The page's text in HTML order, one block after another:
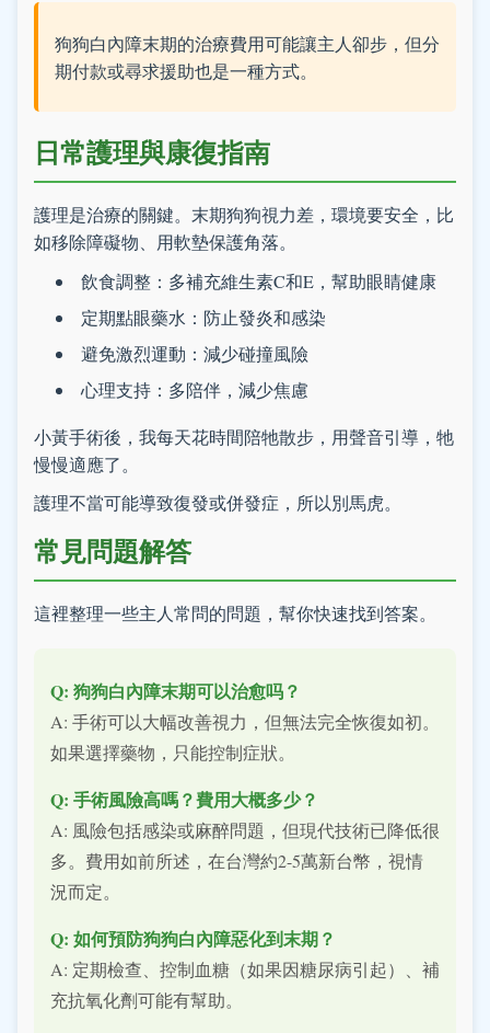
狗狗白內障末期的治療費用可能讓主人卻步，但分
期付款或尋求援助也是一種方式。
日常護理與康復指南
護理是治療的關鍵。末期狗狗視力差，環境要安全，比
如移除障礙物、用軟墊保護角落。
飲食調整：多補充維生素C和E，幫助眼睛健康
定期點眼藥水：防止發炎和感染
避免激烈運動：減少碰撞風險
心理支持：多陪伴，減少焦慮
小黃手術後，我每天花時間陪牠散步，用聲音引導，牠
慢慢適應了。
護理不當可能導致復發或併發症，所以別馬虎。
常見問題解答
這裡整理一些主人常問的問題，幫你快速找到答案。
Q: 狗狗白內障末期可以治愈吗？
A: 手術可以大幅改善視力，但無法完全恢復如初。
如果選擇藥物，只能控制症狀。
Q: 手術風險高嗎？費用大概多少？
A: 風險包括感染或麻醉問題，但現代技術已降低很
多。費用如前所述，在台灣約2-5萬新台幣，視情
況而定。
Q: 如何預防狗狗白內障惡化到末期？
A: 定期檢查、控制血糖（如果因糖尿病引起）、補
充抗氧化劑可能有幫助。